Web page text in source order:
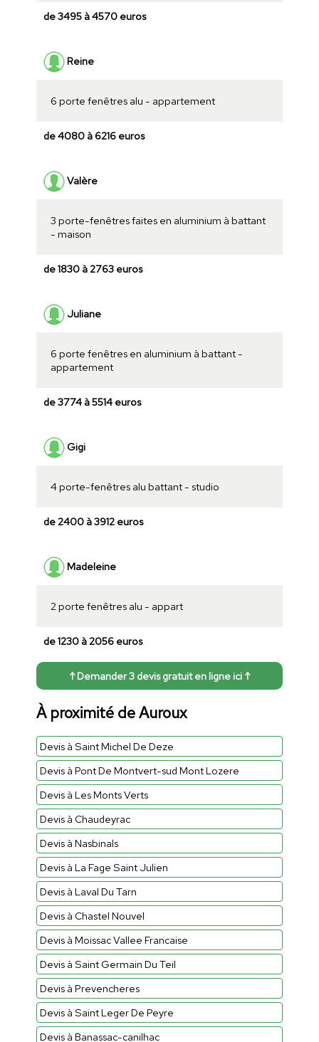
de 3495 à 4570 euros
Reine
6 porte fenêtres alu - appartement
de 4080 à 6216 euros
Valère
3 porte-fenêtres faites en aluminium à battant
- maison
de 1830 à 2763 euros
Juliane
6 porte fenêtres en aluminium à battant -
appartement
de 3774 à 5514 euros
Gigi
4 porte-fenêtres alu battant - studio
de 2400 à 3912 euros
Madeleine
2 porte fenêtres alu - appart
de 1230 à 2056 euros
↑ Demander 3 devis gratuit en ligne ici ↑
À proximité de Auroux
Devis à Saint Michel De Deze
Devis à Pont De Montvert-sud Mont Lozere
Devis à Les Monts Verts
Devis à Chaudeyrac
Devis à Nasbinals
Devis à La Fage Saint Julien
Devis à Laval Du Tarn
Devis à Chastel Nouvel
Devis à Moissac Vallee Francaise
Devis à Saint Germain Du Teil
Devis à Prevencheres
Devis à Saint Leger De Peyre
Devis à Banassac-canilhac